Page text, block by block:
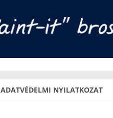
ADATVÉDELMI NYILATKOZAT